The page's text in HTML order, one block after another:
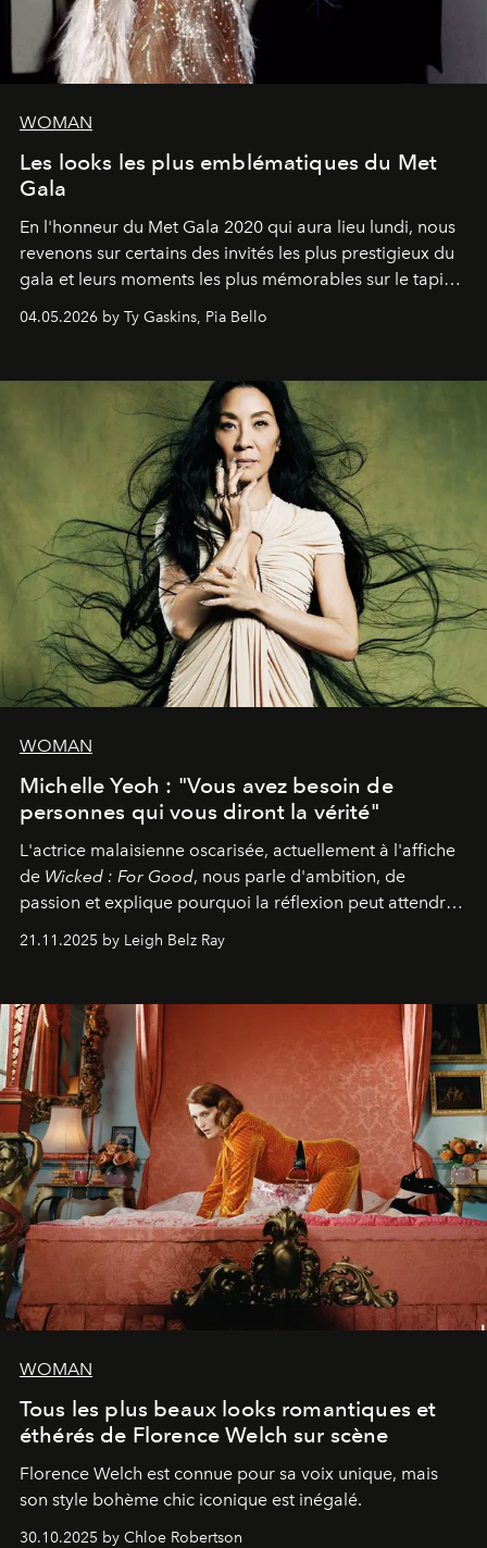
WOMAN
Les looks les plus emblématiques du Met
Gala
En l'honneur du Met Gala 2020 qui aura lieu lundi, nous
revenons sur certains des invités les plus prestigieux du
gala et leurs moments les plus mémorables sur le tapis
04.05.2026 by Ty Gaskins, Pia Bello
WOMAN
Michelle Yeoh : "Vous avez besoin de
personnes qui vous diront la vérité"
L'actrice malaisienne oscarisée, actuellement à l'affiche
de Wicked : For Good, nous parle d'ambition, de
passion et explique pourquoi la réflexion peut attendre.
personnage qui dit : 'C'est mon désir, mon ambition, ma
21.11.2025 by Leigh Belz Ray
WOMAN
Tous les plus beaux looks romantiques et
éthérés de Florence Welch sur scène
Florence Welch est connue pour sa voix unique, mais
son style bohème chic iconique est inégalé.
30.10.2025 by Chloe Robertson